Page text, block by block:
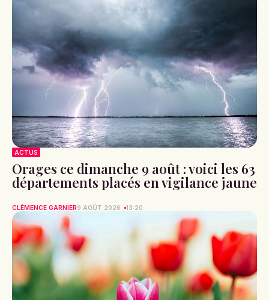
ACTUS
Orages ce dimanche 9 août : voici les 63
départements placés en vigilance jaune
CLÉMENCE GARNIER9 AOÛT 2026 13:20